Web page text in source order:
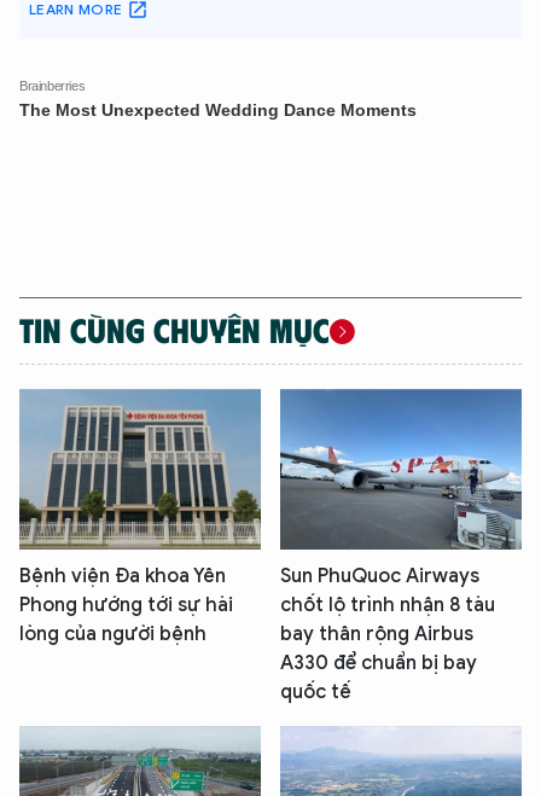
TIN CÙNG CHUYÊN MỤC
Bệnh viện Đa khoa Yên
Phong hướng tới sự hài
lòng của người bệnh
Sun PhuQuoc Airways
chốt lộ trình nhận 8 tàu
bay thân rộng Airbus
A330 để chuẩn bị bay
quốc tế